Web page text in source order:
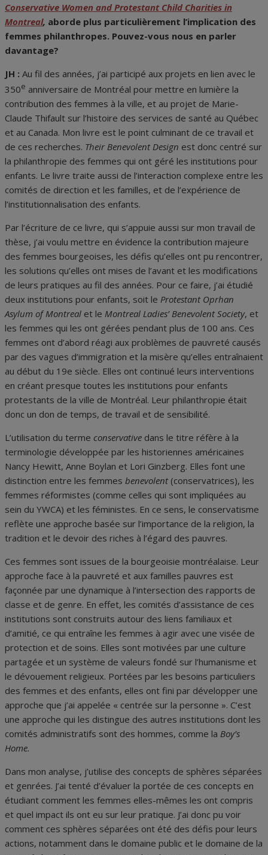
Conservative Women and Protestant Child Charities in
Montreal, aborde plus particulièrement l’implication des
femmes philanthropes. Pouvez-vous nous en parler
davantage?
JH : Au fil des années, j’ai participé aux projets en lien avec le
350e anniversaire de Montréal pour mettre en lumière la
contribution des femmes à la ville, et au projet de Marie-
Claude Thifault sur l’histoire des services de santé au Québec
et au Canada. Mon livre est le point culminant de ce travail et
de ces recherches. Their Benevolent Design est donc centré sur
la philanthropie des femmes qui ont géré les institutions pour
enfants. Le livre traite aussi de l’interaction complexe entre les
comités de direction et les familles, et de l’expérience de
l’institutionnalisation des enfants.
Par l’écriture de ce livre, qui s’appuie aussi sur mon travail de
thèse, j’ai voulu mettre en évidence la contribution majeure
des femmes bourgeoises, les défis qu’elles ont pu rencontrer,
les solutions qu’elles ont mises de l’avant et les modifications
de leurs pratiques au fil des années. Pour ce faire, j’ai étudié
deux institutions pour enfants, soit le Protestant Oprhan
Asylum of Montreal et le Montreal Ladies’ Benevolent Society, et
les femmes qui les ont gérées pendant plus de 100 ans. Ces
femmes ont d’abord réagi aux problèmes de pauvreté causés
par des vagues d’immigration et la misère qu’elles entraînaient
au début du 19e siècle. Elles ont continué leurs interventions
en créant presque toutes les institutions pour enfants
protestants de la ville de Montréal. Leur philanthropie était
donc un don de temps, de travail et de sensibilité.
L’utilisation du terme conservative dans le titre réfère à la
terminologie développée par les historiennes américaines
Nancy Hewitt, Anne Boylan et Lori Ginzberg. Elles font une
distinction entre les femmes benevolent(conservatrices), les
femmes réformistes (comme celles qui sont impliquées au
sein du YWCA) et les féministes. En ce sens, le conservatisme
reflète une approche basée sur l’importance de la religion, la
tradition et le devoir des riches à l’égard des pauvres.
Ces femmes sont issues de la bourgeoisie montréalaise. Leur
approche face à la pauvreté et aux familles pauvres est
façonnée par une dynamique à l’intersection des rapports de
classe et de genre. En effet, les comités d’assistance de ces
institutions sont construits autour des liens familiaux et
d’amitié, ce qui entraîne les femmes à agir avec une visée de
protection et de soins. Elles sont motivées par une culture
partagée et un système de valeurs fondé sur l’humanisme et
le dévouement religieux. Portées par les besoins particuliers
des femmes et des enfants, elles ont fini par développer une
approche que j’ai appelée « centrée sur la personne ». C’est
une approche qui les distingue des autres institutions dont les
comités administratifs sont des hommes, comme la Boy’s
Home.
Dans mon analyse, j’utilise des concepts de sphères séparées
et genrées. J’ai tenté d’évaluer la portée de ces concepts en
étudiant comment les femmes elles-mêmes les ont compris
et quel impact ils ont eu sur leur pratique. J’ai donc pu voir
comment ces sphères séparées ont été des défis pour leurs
actions, notamment dans le domaine public et le domaine de la